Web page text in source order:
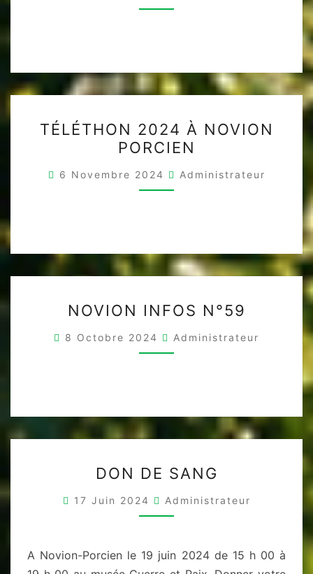
2024
À
NOVION
PORCIEN
TÉLÉTHON 2024 À NOVION
PORCIEN
6 Novembre 2024 Administrateur
INFOS
N°59
NOVION INFOS N°59
8 Octobre 2024 Administrateur
DE
SANG
DON DE SANG
17 Juin 2024 Administrateur
A Novion-Porcien le 19 juin 2024 de 15 h 00 à